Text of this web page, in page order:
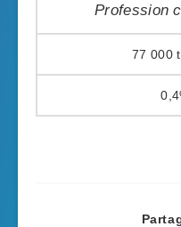
Profession
77 000